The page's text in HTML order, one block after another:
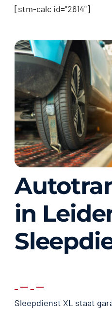
[stm-calc id="2614"]
in
Sleepdienst XL staat